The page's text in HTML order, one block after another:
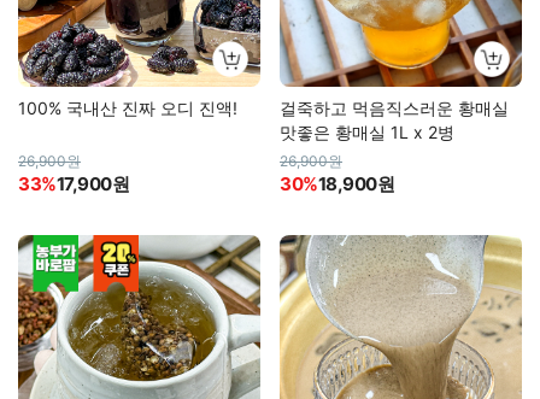
100% 국내산 진짜 오디 진액!
26,900원
33%17,900원
걸죽하고 먹음직스러운 황매실
맛좋은 황매실 1L x 2병
26,900원
30%18,900원